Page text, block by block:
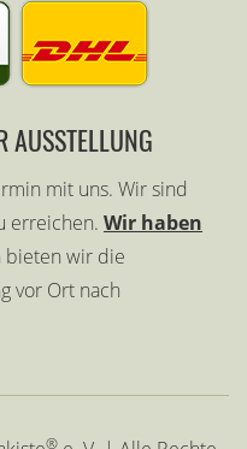
AUSSTELLUNG
mit uns. Wir sind
erreichen. Wir haben
bieten wir die
vor Ort nach
®